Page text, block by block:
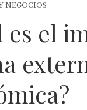
NEGOCIOS
es el